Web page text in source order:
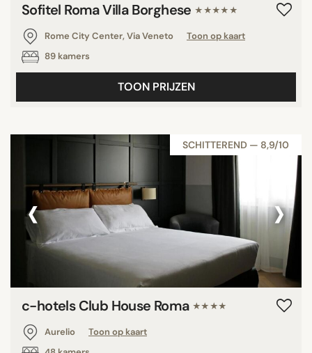
Sofitel Roma Villa Borghese ★★★★★
Rome City Center, Via Veneto
Toon op kaart
89 kamers
TOON PRIJZEN
SCHITTEREND — 8,9/10
‹ ›
c-hotels Club House Roma ★★★★
Aurelio
Toon op kaart